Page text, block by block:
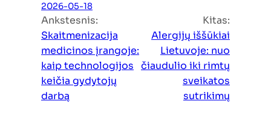
2026-05-18
Ankstesnis:
Skaitmenizacija
medicinos įrangoje:
kaip technologijos
keičia gydytojų
darbą
Kitas:
Alergijų iššūkiai
Lietuvoje: nuo
čiaudulio iki rimtų
sveikatos
sutrikimų